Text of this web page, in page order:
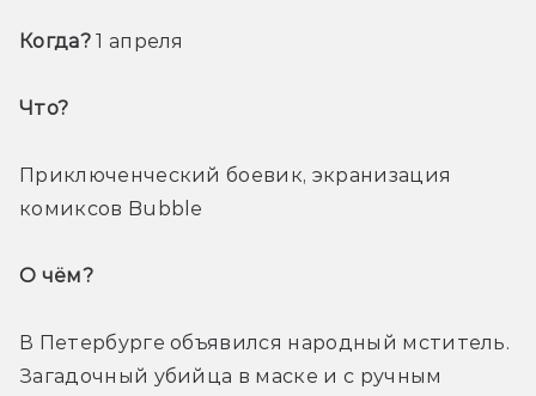
Когда? 1 апреля
Что?
Приключенческий боевик, экранизация
комиксов Bubble
О чём?
В Петербурге объявился народный мститель.
Загадочный убийца в маске и с ручным